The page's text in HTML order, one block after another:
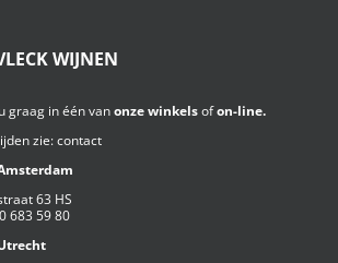
WIJNEN
graag in één vanonze winkelsofon-line.
zie:contact
63 HS
683 59 80